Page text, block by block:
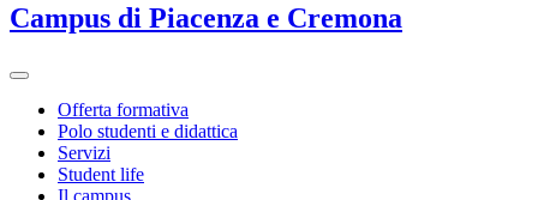
Campus di Piacenza e Cremona
Offerta formativa
Polo studenti e didattica
Servizi
Student life
Il campus